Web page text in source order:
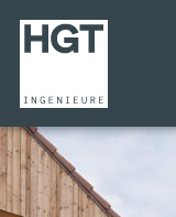
UNTERNEHMEN